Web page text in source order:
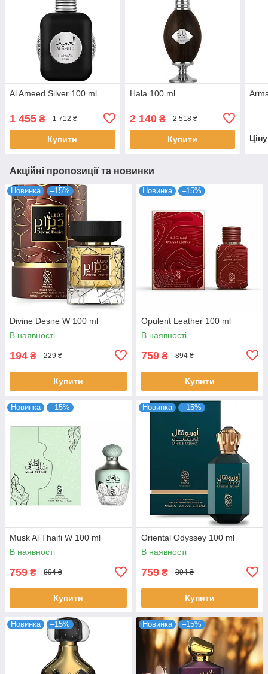
Al Ameed Silver 100 ml
1 455 ₴ 1 712 ₴
Купити
Hala 100 ml
2 140₴ 2 518 ₴
Купити
Акційні пропозиції та новинки
Новинка –15%
Divine Desire W 100 ml
В наявності
194 ₴ 229 ₴
Купити
Новинка –15%
Opulent Leather 100 ml
В наявності
759 ₴ 894 ₴
Купити
Новинка –15%
Musk Al Thaifi W 100 ml
В наявності
759 ₴ 894 ₴
Купити
Новинка –15%
Oriental Odyssey 100 ml
В наявності
759 ₴ 894 ₴
Купити
Новинка –15% Новинка –15%